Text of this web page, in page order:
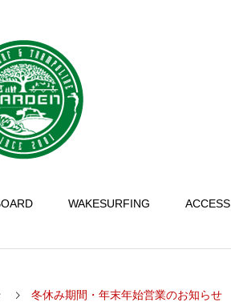
WAKESURFING ACCESS
冬休み期間・年末年始営業のお知らせ